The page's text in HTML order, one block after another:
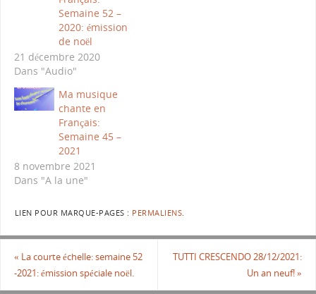
Semaine 52 –
2020: émission
de noël
21 décembre 2020
Dans "Audio"
Ma musique
chante en
Français:
Semaine 45 –
2021
8 novembre 2021
Dans "A la une"
LIEN POUR MARQUE-PAGES : PERMALIENS.
« La courte échelle: semaine 52
-2021: émission spéciale noël.
TUTTI CRESCENDO 28/12/2021:
Un an neuf!»